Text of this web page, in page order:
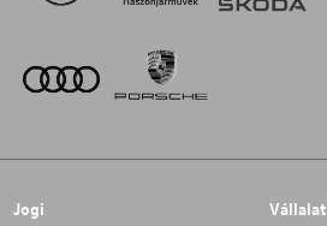
Jogi Vállalat